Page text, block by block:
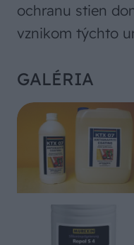
ochranu stien
vznikom týchto
GALÉRIA